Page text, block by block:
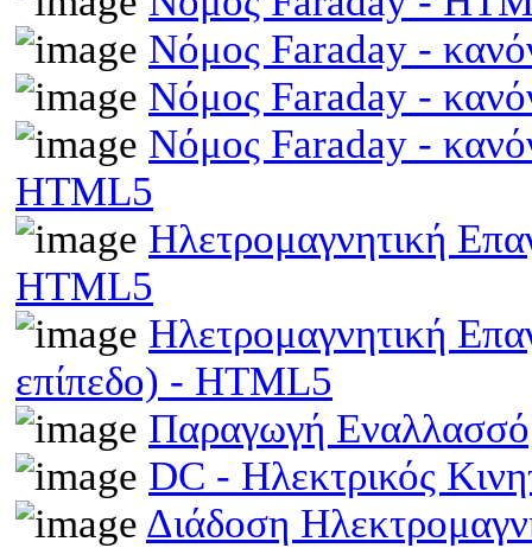
Νόμος Faraday -
Νόμος Faraday -
Νόμος Faraday -
HTML5
Ηλετρομαγνητική
HTML5
Ηλετρομαγνητική
επίπεδο) - HTML5
Παραγωγή
DC - Ηλεκτρικός
Διάδοση